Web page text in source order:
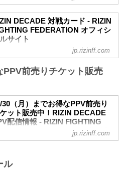
DECADE 大会概要
日時
年12月31日（火）8:00開場（予定）
場・開始時間は予定です。決定次第
FFオフィシャルサイトにてご案内
予定時間
～25:00頃
合内容、イベント進行によって終了
時間が前後することがありますので
ベント終了後にカウントダウンを行
ちいただき、出場した選手たち...
DECADE 対戦カード - RIZIN
FEDERATION オフィシ
サイト
ェザー級タイトルマッチ／鈴木千裕 vs.
MMAルール：5分 3R（66.0kg）
・ソウザ vs. ヴガール・ケラモフ
ト級タイトルマッチ
MMAルール：5分3R（71.0kg）
イ級タイトルマッチ
jp.rizinff.com
前売りチケット販売
30（月）までお得なPPV前売り
ット販売中！RIZIN DECADE
配信情報 - RIZIN FIGHTING
オフィシャルサイト
時よりRIZIN 100 CLUB、ABEMA、U-
jp.rizinff.com
ル